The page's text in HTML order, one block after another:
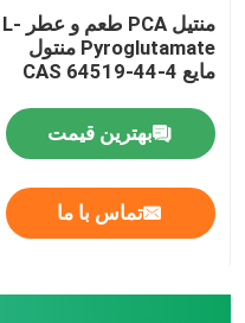
منتیل PCA طعم و عطر L-
Pyroglutamate منتول
مایع CAS 64519-44-4
بهترین قیمت
تماس با ما